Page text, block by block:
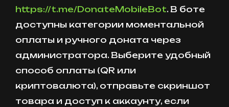
https://t.me/DonateMobileBot. В боте
доступны категории моментальной
оплаты и ручного доната через
администратора. Выберите удобный
способ оплаты (QR или
криптовалюта), отправьте скриншот
товара и доступ к аккаунту, если